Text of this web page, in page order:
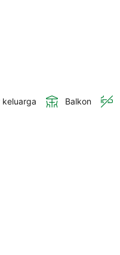
keluarga Balkon